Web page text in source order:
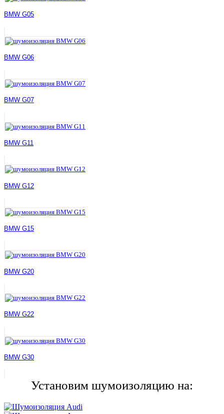
BMW G05
BMW G06
BMW G07
BMW G11
BMW G12
BMW G15
BMW G20
BMW G22
BMW G30
Установим шумоизоляцию на: